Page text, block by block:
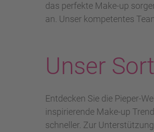
das perfekte Make-up
an. Unser kompetentes
Unser
Entdecken Sie die Pieper-
inspirierende Make-up
schneller. Zur